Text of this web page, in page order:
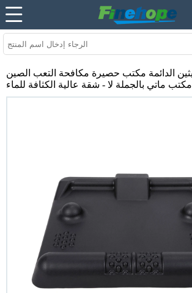
الدائمة مكتب حصيرة مكافحة التعب الصين
مكتب ماتي بالجملة لا - شقة عالية الكثافة للماء